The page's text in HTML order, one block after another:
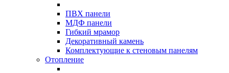
ПВХ панели
МДФ панели
Гибкий мрамор
Декоративный камень
Комплектующие к стеновым панелям
Отопление